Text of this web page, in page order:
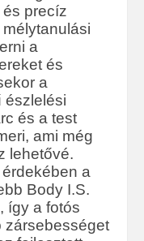
precíz
a
és
a
észlelési
és a test
ami még
lehetővé.
a
Body I.S.
így a fotós
zársebességet